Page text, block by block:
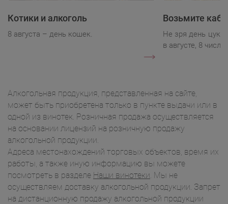
Котики и алкоголь
8 августа – день кошек.
Возьмите
Не зря день
в августе, 8 числа.
Алкогольная продукция, представленная на сайте,
может быть приобретена только в пункте выдачи или в
одной из винотек. Розничная продажа осуществляется
на основании лицензий на розничную продажу
алкогольной продукции.
Адреса местонахождений торговых объектов, время их
работы, а также иную информацию вы можете
посмотреть в разделе Наши винотеки. Мы не
осуществляем доставку алкогольной продукции. Запрет
на дистанционную продажу алкогольной продукции